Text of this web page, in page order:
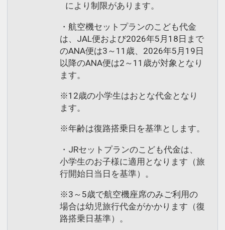
により制限があります。
・航空機セットプランのこども代金
は、JAL便および2026年5月18日まで
のANA便は3～11歳、2026年5月19日
以降のANA便は2～11歳が対象となり
ます。
※12歳の小学生はおとな代金となり
ます。
※年齢は復路搭乗日を基準とします。
・JRセットプランのこども代金は、
小学生のお子様に適用となります（旅
行開始日当日を基準）。
※3～5歳で航空機座席のみご利用の
場合は幼児旅行代金がかかります（復
路搭乗日基準）。